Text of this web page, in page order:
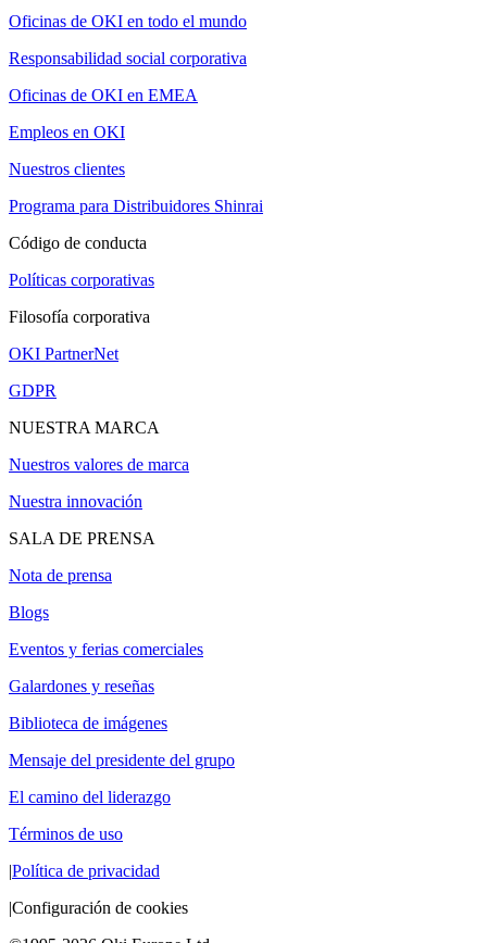
Oficinas de OKI en todo el mundo
Responsabilidad social corporativa
Oficinas de OKI en EMEA
Empleos en OKI
Nuestros clientes
Programa para Distribuidores Shinrai
Código de conducta
Políticas corporativas
Filosofía corporativa
OKI PartnerNet
GDPR
NUESTRA MARCA
Nuestros valores de marca
Nuestra innovación
SALA DE PRENSA
Nota de prensa
Blogs
Eventos y ferias comerciales
Galardones y reseñas
Biblioteca de imágenes
Mensaje del presidente del grupo
El camino del liderazgo
Términos de uso
|Política de privacidad
|Configuración de cookies